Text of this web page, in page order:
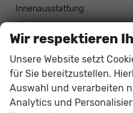
Innenausstattung
Kilometerstand
Lackierung
Leergewicht
Nichtraucher-Fahrzeug
Polsterung
Tageszulassung
Wir respektieren
Unsere Website setzt
für Sie bereitzustellen.
Auswahl und verarbeiten
Analytics und